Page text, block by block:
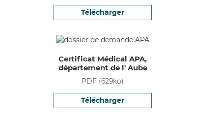
Télécharger
Certificat Médical APA,
département de l' Aube
PDF (629ko)
Télécharger